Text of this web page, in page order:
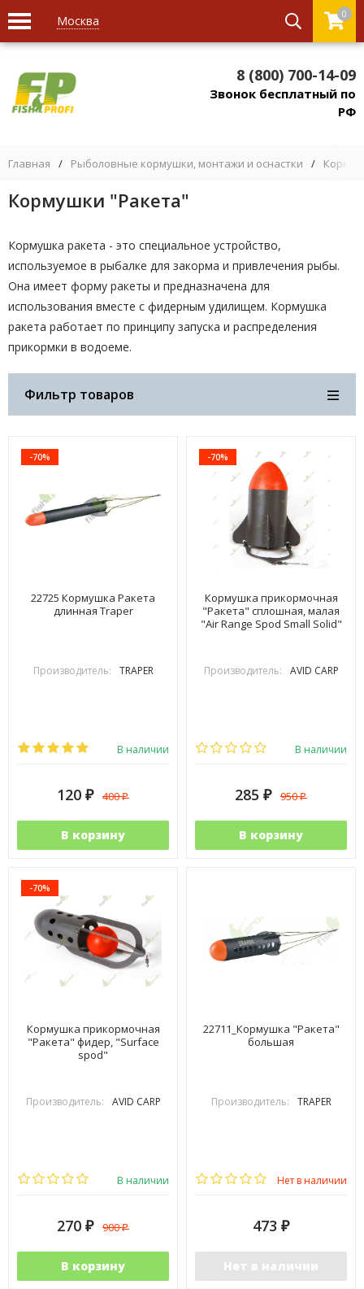
Москва 0
8 (800) 700-14-09
Звонок бесплатный по
РФ
Главная / Рыболовные кормушки, монтажи и оснастки /
Кормушки "Ракета"
Кормушка ракета - это специальное устройство,
используемое в рыбалке для закорма и привлечения рыбы.
Она имеет форму ракеты и предназначена для
использования вместе с фидерным удилищем. Кормушка
ракета работает по принципу запуска и распределения
прикормки в водоеме.
Фильтр товаров
-70%
22725 Кормушка Ракета
длинная Traper
Производитель: TRAPER
В наличии
120 ₽ 400₽
В корзину
-70%
Кормушка прикормочная
"Ракета" сплошная, малая
"Air Range Spod Small Solid"
Производитель: AVID CARP
В наличии
285 ₽ 950₽
В корзину
-70%
Кормушка прикормочная
"Ракета" фидер, "Surface
spod"
Производитель: AVID CARP
В наличии
270 ₽ 900₽
В корзину
22711_Кормушка "Ракета"
большая
Производитель: TRAPER
Нет в наличии
473 ₽
Нет в наличии